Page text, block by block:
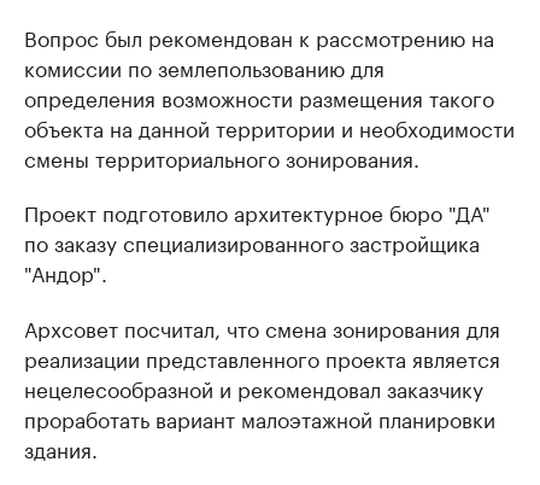
Вопрос был рекомендован к рассмотрению на
комиссии по землепользованию для
определения возможности размещения такого
объекта на данной территории и необходимости
смены территориального зонирования.
Проект подготовило архитектурное бюро "ДА"
по заказу специализированного застройщика
"Андор".
Архсовет посчитал, что смена зонирования для
реализации представленного проекта является
нецелесообразной и рекомендовал заказчику
проработать вариант малоэтажной планировки
здания.